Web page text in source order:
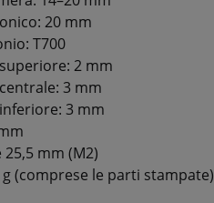
20 mm
T700
2 mm
3 mm
3 mm
25,5 mm (M2)
g (comprese le parti stampate)